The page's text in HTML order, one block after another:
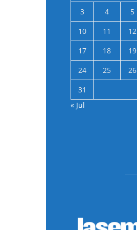
3
4 5
10
11 12
17
18 19
24
25 26
31
« Jul